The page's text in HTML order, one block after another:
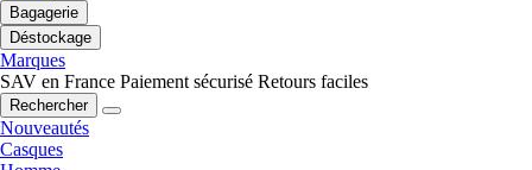
Bagagerie
Déstockage
Marques
SAV en France Paiement sécurisé Retours faciles
Rechercher
Nouveautés
Casques